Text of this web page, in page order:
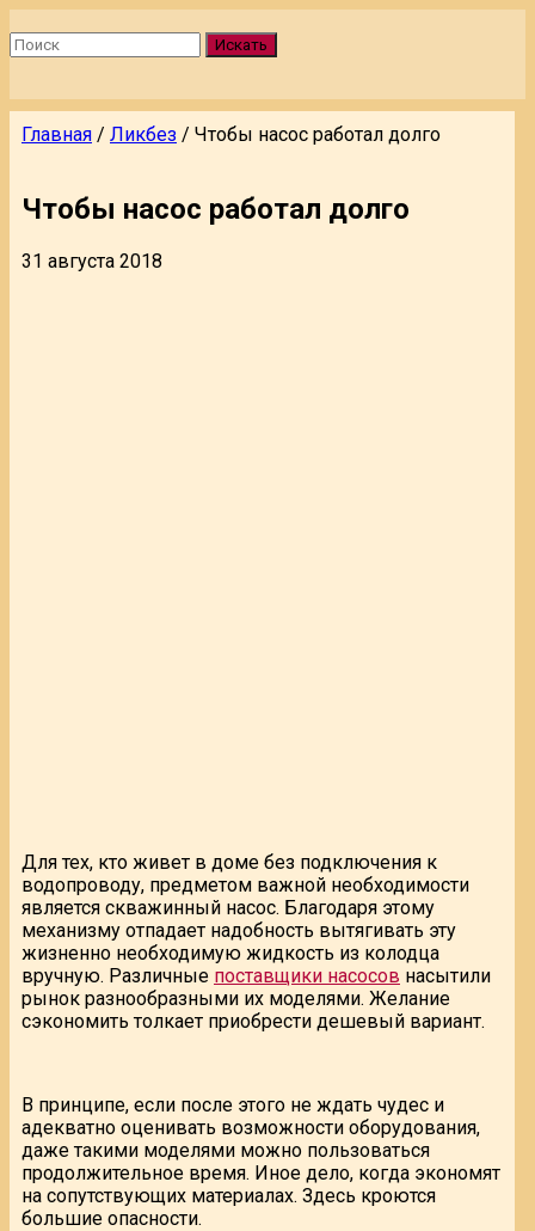
Искать
Главная / Ликбез / Чтобы насос работал долго
Чтобы насос работал долго
31 августа 2018
Для тех, кто живет в доме без подключения к
водопроводу, предметом важной необходимости
является скважинный насос. Благодаря этому
механизму отпадает надобность вытягивать эту
жизненно необходимую жидкость из колодца
вручную. Различные поставщики насосов насытили
рынок разнообразными их моделями. Желание
сэкономить толкает приобрести дешевый вариант.
В принципе, если после этого не ждать чудес и
адекватно оценивать возможности оборудования,
даже такими моделями можно пользоваться
продолжительное время. Иное дело, когда экономят
на сопутствующих материалах. Здесь кроются
большие опасности.